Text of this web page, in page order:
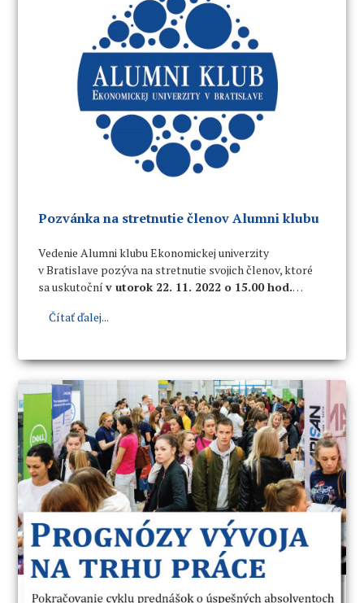
Pozvánka na stretnutie členov Alumni klubu
Vedenie Alumni klubu Ekonomickej univerzity
v Bratislave pozýva na stretnutie svojich členov, ktoré
sa uskutočnív utorok 22. 11. 2022 o 15.00 hod.
Dolnozemská cesta 1).
Čítať ďalej...